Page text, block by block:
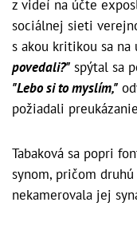
z videí na účte
sociálnej sieti
s akou kritikou sa na
povedali?" spýtal sa
"Lebo si to myslím,"
požiadali
Tabaková sa popri
synom, pričom
nekamerovala jej